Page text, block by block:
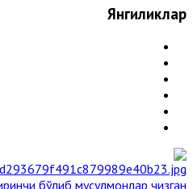
Янгиликлар
бўлиб мусулмонлар чизган